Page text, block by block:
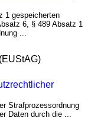
1 gespeicherten
6, § 489 Absatz 1
...
Strafprozessordnung
Daten durch die ...